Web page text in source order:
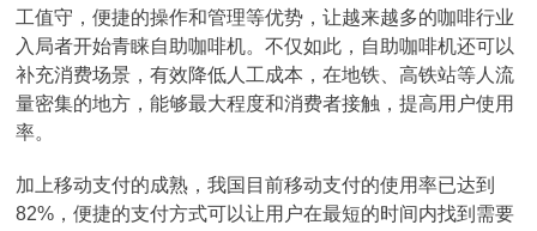
工值守，便捷的操作和管理等优势，让越来越多的咖啡行业
入局者开始青睐自助咖啡机。不仅如此，自助咖啡机还可以
补充消费场景，有效降低人工成本，在地铁、高铁站等人流
量密集的地方，能够最大程度和消费者接触，提高用户使用
率。
加上移动支付的成熟，我国目前移动支付的使用率已达到
82%，便捷的支付方式可以让用户在最短的时间内找到需要